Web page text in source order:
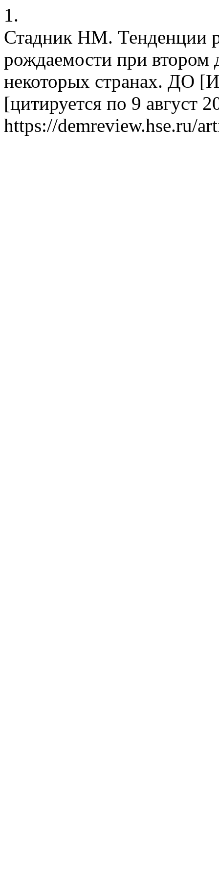
1.
Стадник НМ. Тенденции
рождаемости при втором
некоторых странах. ДО
[цитируется по 9 август
https://demreview.hse.ru/